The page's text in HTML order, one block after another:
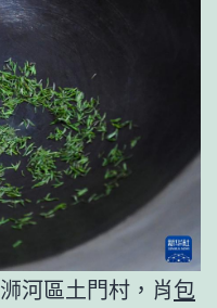
河區土門村，肖包